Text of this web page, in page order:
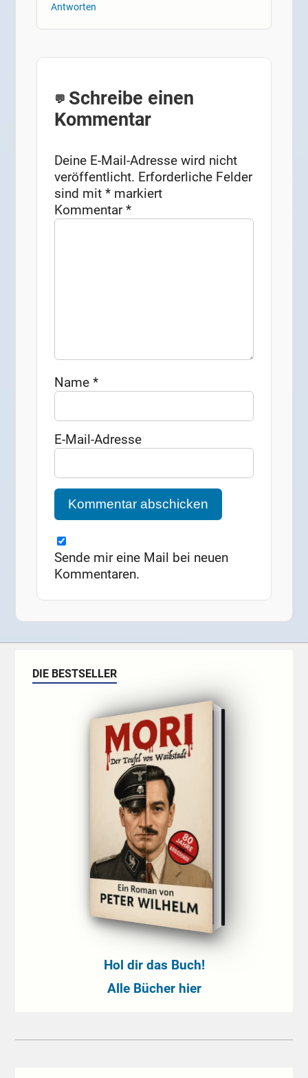
Antworten
Schreibe einen
Kommentar
Deine E-Mail-Adresse wird nicht
veröffentlicht. Erforderliche Felder
sind mit* markiert
Kommentar*
Name*
E-Mail-Adresse
Sende mir eine Mail bei neuen
Kommentaren.
DIE BESTSELLER
Hol dir das Buch!
Alle Bücher hier